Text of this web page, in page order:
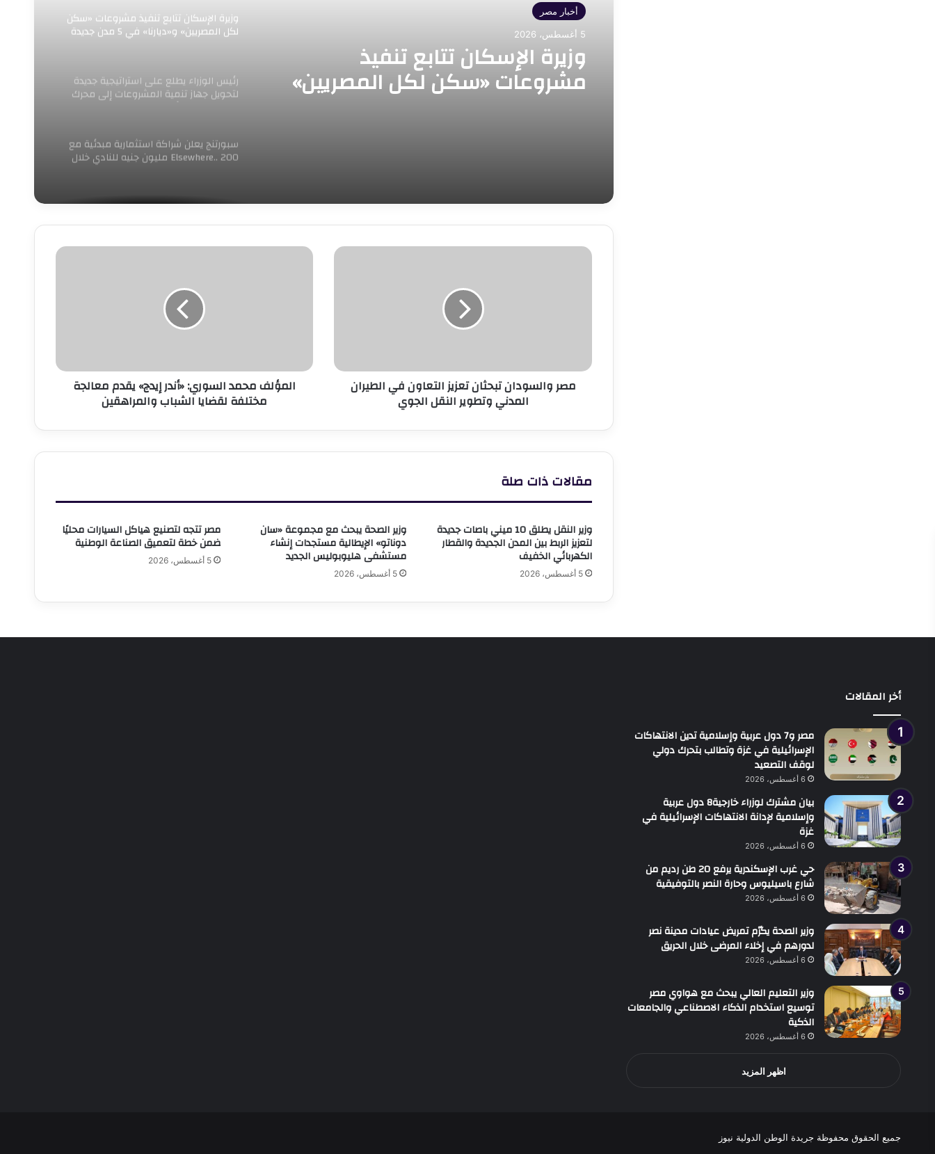
أخبار مصر
5 أغسطس، 2026
وزيرة الإسكان تتابع تنفيذ
مشروعات «سكن لكل المصريين»
و«ديارنا» في 5 مدن جديدة
وزيرة الإسكان تتابع تنفيذ مشروعات «سكن
لكل المصريين» و«ديارنا» في 5 مدن جديدة
رئيس الوزراء يطلع على استراتيجية جديدة
لتحويل جهاز تنمية المشروعات إلى محرك
للنمو وريادة الأعمال
سبورتنج يعلن شراكة استثمارية مبدئية مع
Elsewhere.. 200 مليون جنيه للنادي خلال
مصر
وتطوير
النقلمصر والسودان تبحثان تعزيز التعاون في الطيران
المدني وتطوير النقل الجوي
المؤلف
لقضايا
الشبابالمؤلف محمد السوري: «أندر إيدج» يقدم معالجة
مختلفة لقضايا الشباب والمراهقين
مقالات ذات صلة
وزير النقل يطلق 10 ميني باصات جديدة
لتعزيز الربط بين المدن الجديدة والقطار
الكهربائي الخفيف
5 أغسطس، 2026
وزير الصحة يبحث مع مجموعة «سان
دوناتو» الإيطالية مستجدات إنشاء
مستشفى هليوبوليس الجديد
5 أغسطس، 2026
مصر تتجه لتصنيع هياكل السيارات محليًا
ضمن خطة لتعميق الصناعة الوطنية
5 أغسطس، 2026
أخر المقالات
مصر و7 دول عربية وإسلامية تدين الانتهاكات
الإسرائيلية في غزة وتطالب بتحرك دولي
لوقف التصعيد
6 أغسطس، 2026
بيان مشترك لوزراء خارجية8 دول عربية
وإسلامية لإدانة الانتهاكات الإسرائيلية في
غزة
6 أغسطس، 2026
حي غرب الإسكندرية يرفع 20 طن رديم من
شارع باسيليوس وحارة النصر بالتوفيقية
6 أغسطس، 2026
وزير الصحة يكرّم تمريض عيادات مدينة نصر
لدورهم في إخلاء المرضى خلال الحريق
6 أغسطس، 2026
وزير التعليم العالي يبحث مع هواوي مصر
توسيع استخدام الذكاء الاصطناعي والجامعات
الذكية
6 أغسطس، 2026
اظهر المزيد
جميع الحقوق محفوظة جريدة الوطن الدولية نيوز